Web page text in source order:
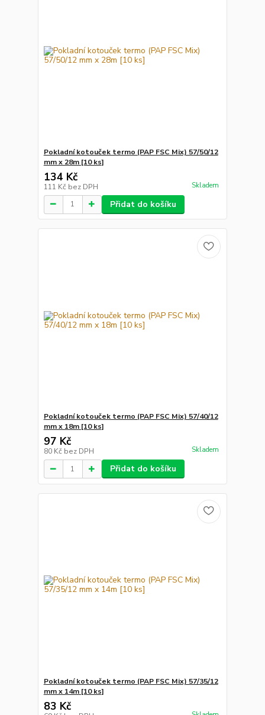
Pokladní kotouček termo (PAP FSC Mix) 57/50/12
mm x 28m [10 ks]
134 Kč
111 Kč bez DPH Skladem
Přidat do košíku
Pokladní kotouček termo (PAP FSC Mix) 57/40/12
mm x 18m [10 ks]
97 Kč
80 Kč bez DPH Skladem
Přidat do košíku
Pokladní kotouček termo (PAP FSC Mix) 57/35/12
mm x 14m [10 ks]
83 Kč